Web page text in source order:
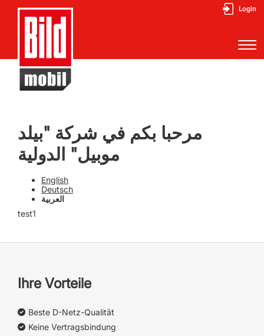
Login
مرحبا بكم في شركة "بيلد
موبيل" الدولية
Navigation überspringen
English
Deutsch
العربية
test1
Ihre Vorteile
Beste D-Netz-Qualität
Keine Vertragsbindung